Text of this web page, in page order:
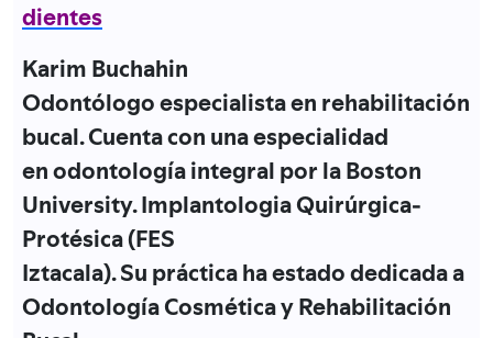
dientes
Karim Buchahin
Odontólogo especialista en rehabilitación
bucal. Cuenta con una especialidad
en odontología integral por la Boston
University. Implantologia Quirúrgica-
Protésica (FES
Iztacala). Su práctica ha estado dedicada a
Odontología Cosmética y Rehabilitación